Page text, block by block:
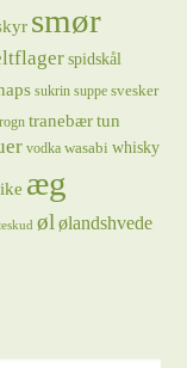
smør
spidskål
sukrin suppe svesker
tranebærtun
vodka wasabi whisky
æg
øl ølandshvede